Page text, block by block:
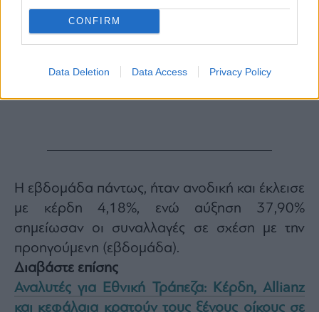
CONFIRM
Data Deletion Data Access Privacy Policy
Η εβδομάδα πάντως, ήταν ανοδική και έκλεισε
με κέρδη 4,18%, ενώ αύξηση 37,90%
σημείωσαν οι συναλλαγές σε σχέση με την
προηγούμενη (εβδομάδα).
Διαβάστε επίσης
Αναλυτές για Εθνική Τράπεζα: Κέρδη, Allianz
και κεφάλαια κρατούν τους ξένους οίκους σε